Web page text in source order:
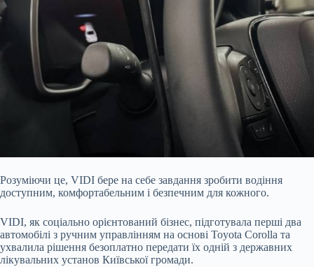
Розуміючи це, VIDI бере на себе завдання зробити водіння
доступним, комфортабельним і безпечним для кожного.
VIDI, як соціально орієнтований бізнес, підготувала перші два
автомобілі з ручним управлінням на основі Toyota Corolla та
ухвалила рішення безоплатно передати їх одній з державних
лікувальних установ Київської громади.